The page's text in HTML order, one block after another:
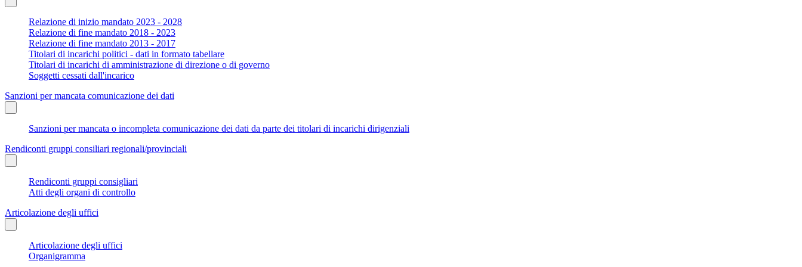
Relazione di inizio mandato 2023 - 2028
Relazione di fine mandato 2018 - 2023
Relazione di fine mandato 2013 - 2017
Titolari di incarichi politici - dati in formato tabellare
Titolari di incarichi di amministrazione di direzione o di governo
Soggetti cessati dall'incarico
Sanzioni per mancata comunicazione dei dati
Sanzioni per mancata o incompleta comunicazione dei dati da parte dei titolari di incarichi dirigenziali
Rendiconti gruppi consiliari regionali/provinciali
Rendiconti gruppi consigliari
Atti degli organi di controllo
Articolazione degli uffici
Articolazione degli uffici
Organigramma